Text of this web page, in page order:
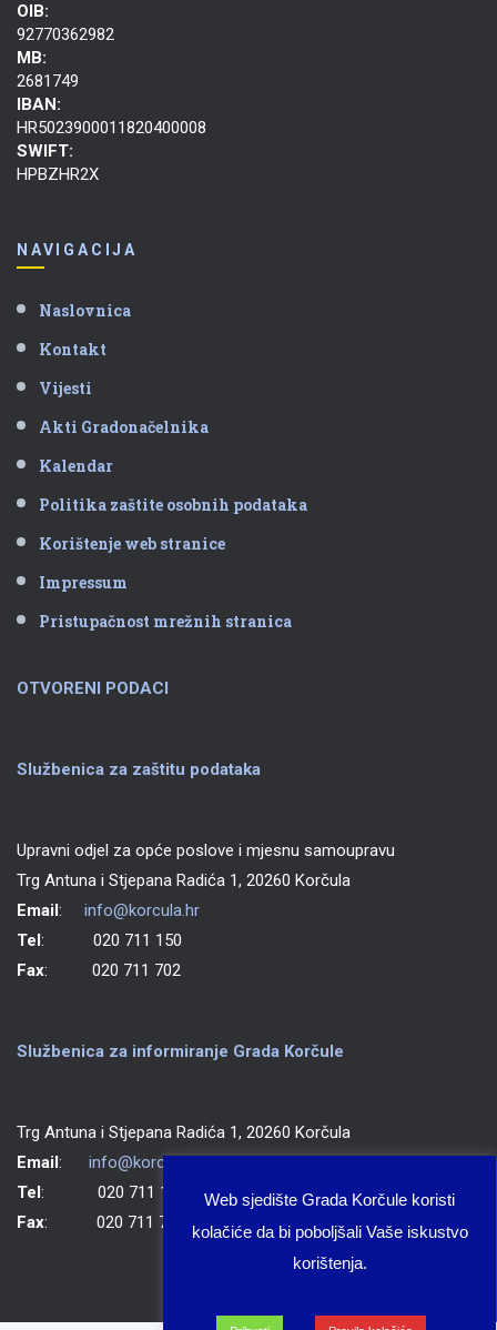
OIB:
92770362982
MB:
2681749
IBAN:
HR5023900011820400008
SWIFT:
HPBZHR2X
NAVIGACIJA
Naslovnica
Kontakt
Vijesti
Akti Gradonačelnika
Kalendar
Politika zaštite osobnih podataka
Korištenje web stranice
Impressum
Pristupačnost mrežnih stranica
OTVORENI PODACI
Službenica za zaštitu podataka
Upravni odjel za opće poslove i mjesnu samoupravu
Trg Antuna i Stjepana Radića 1, 20260 Korčula
Email: info@korcula.hr
Tel: 020 711 150
Fax: 020 711 702
Službenica za informiranje Grada Korčule
Trg Antuna i Stjepana Radića 1, 20260 Korčula
Email: info@korcula.hr
Tel: 020 711 150
Fax: 020 711 702
Web sjedište Grada Korčule koristi
kolačiće da bi poboljšali Vaše iskustvo
korištenja.